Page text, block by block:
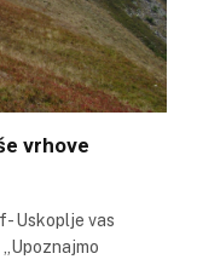
vrhove
Uskoplje vas